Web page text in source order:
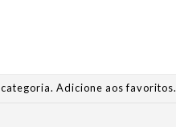
categoria.Adicione aos favoritos.